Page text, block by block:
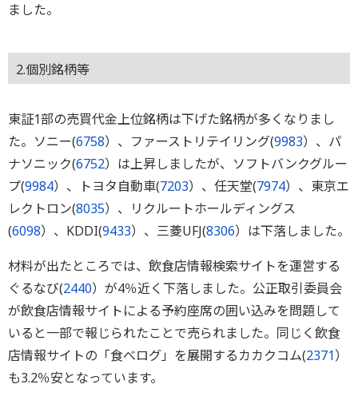
ました。
2.個別銘柄等
東証1部の売買代金上位銘柄は下げた銘柄が多くなりまし
た。ソニー(6758）、ファーストリテイリング(9983）、パ
ナソニック(6752）は上昇しましたが、ソフトバンクグルー
プ(9984）、トヨタ自動車(7203）、任天堂(7974）、東京エ
レクトロン(8035）、リクルートホールディングス
(6098）、KDDI(9433）、三菱UFJ(8306）は下落しました。
材料が出たところでは、飲食店情報検索サイトを運営する
ぐるなび(2440）が4％近く下落しました。公正取引委員会
が飲食店情報サイトによる予約座席の囲い込みを問題して
いると一部で報じられたことで売られました。同じく飲食
店情報サイトの「食べログ」を展開するカカクコム(2371）
も3.2％安となっています。